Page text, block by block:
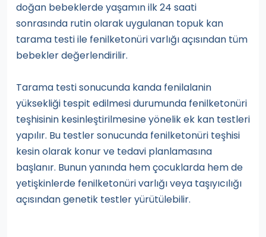
doğan bebeklerde yaşamın ilk 24 saati
sonrasında rutin olarak uygulanan topuk kan
tarama testi ile fenilketonüri varlığı açısından tüm
bebekler değerlendirilir.
Tarama testi sonucunda kanda fenilalanin
yüksekliği tespit edilmesi durumunda fenilketonüri
teşhisinin kesinleştirilmesine yönelik ek kan testleri
yapılır. Bu testler sonucunda fenilketonüri teşhisi
kesin olarak konur ve tedavi planlamasına
başlanır. Bunun yanında hem çocuklarda hem de
yetişkinlerde fenilketonüri varlığı veya taşıyıcılığı
açısından genetik testler yürütülebilir.